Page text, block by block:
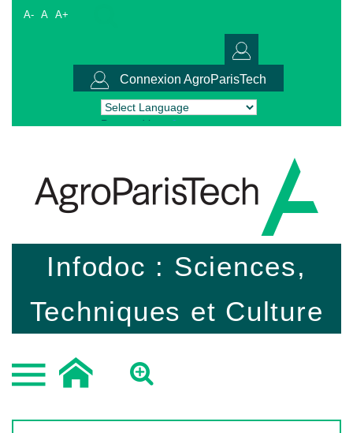
A- A A+
Connexion AgroParisTech
Powered by Translate
Infodoc : Sciences,
Techniques et Culture